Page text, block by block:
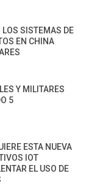
LOS SISTEMAS DE
EN CHINA
Y MILITARES
5
ESTA NUEVA
IOT
EL USO DE